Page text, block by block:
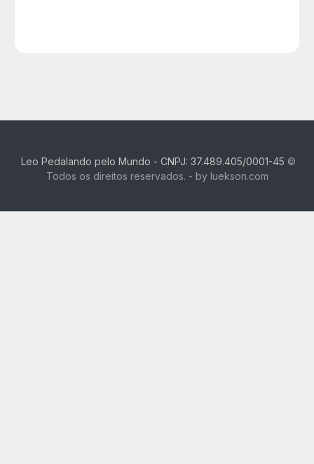
Leo Pedalando pelo Mundo - CNPJ: 37.489.405/0001-45 ©
Todos os direitos reservados. - by luekson.com